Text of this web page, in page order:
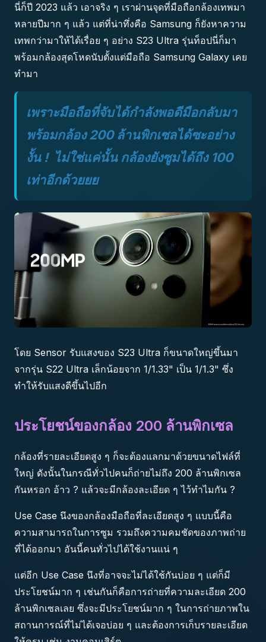
นี่ก็ปี 2023 แล้ว เอาจริง ๆ เราผ่านจุดที่มือถือกล้องเทพมา
หลายปีมาก ๆ แล้ว แต่ที่น่าทึ่งคือ Samsung ก็ยังหาความ
เทพกว่ามาให้ได้เรื่อย ๆ อย่าง S23 Ultra รุ่นท็อปนี่ก็มา
พร้อมกล้องสุดโหดนับตั้งแต่มือถือ Samsung Galaxy เคย
ทำมา
เพราะมือถือที่จับได้กำลังพอดีมือกลับมา
พร้อมกล้อง 200 ล้านพิกเซลได้ซะอย่าง
งั้น ! ไม่ใช่แค่นั้น กล้องยังซูมได้ถึง 100
เท่าอีกด้วยยย
โดย Sensor รับแสงของ S23 Ultra ก็ขนาดใหญ่ขึ้นมา
จากรุ่น S22 Ultra เล็กน้อยจาก 1/1.33" เป็น 1/1.3" ซึ่ง
ทำให้รับแสงดีขึ้นไปอีก
ประโยชน์ของกล้อง 200 ล้านพิกเซล
กล้องที่รายละเอียดสูง ๆ ก็จะต้องแลกมาด้วยขนาดไฟล์ที่
ใหญ่ ดังนั้นในกรณีทั่วไปคนก็ถ่ายไม่ถึง 200 ล้านพิกเซล
กันหรอก อ้าว ? แล้วจะมีกล้องละเอียด ๆ ไว้ทำไมกัน ?
Use Case นึงของกล้องมือถือที่ละเอียดสูง ๆ แบบนี้คือ
ความสามารถในการซูม รวมถึงความคมชัดของภาพถ่าย
ที่ได้ออกมา อันนี้คนทั่วไปได้ใช้งานแน่ ๆ
แต่อีก Use Case นึงที่อาจจะไม่ได้ใช้กันบ่อย ๆ แต่ก็มี
ประโยชน์มาก ๆ เช่นกันก็คือการถ่ายที่ความละเอียด 200
ล้านพิกเซลเลย ซึ่งจะมีประโยชน์มาก ๆ ในการถ่ายภาพใน
สถานการณ์ที่ไม่ได้เจอบ่อย ๆ และต้องการเก็บรายละเอียด